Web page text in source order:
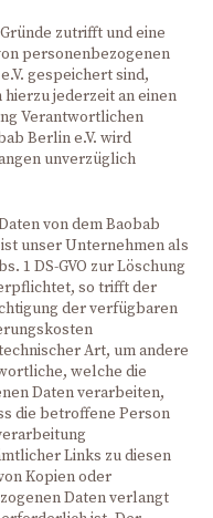
zutrifft und eine
personenbezogenen
gespeichert sind,
jederzeit an einen
Verantwortlichen
Berlin e.V. wird
unverzüglich
von dem Baobab
unser Unternehmen als
1 DS-GVO zur Löschung
so trifft der
der verfügbaren
Art, um andere
welche die
Daten verarbeiten,
die betroffene Person
Links zu diesen
Kopien oder
Daten verlangt